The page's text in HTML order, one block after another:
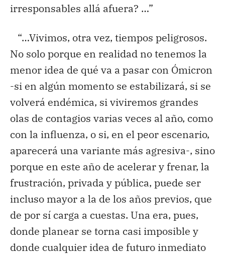
irresponsables allá afuera? …”
“…Vivimos, otra vez, tiempos peligrosos.
No solo porque en realidad no tenemos la
menor idea de qué va a pasar con Ómicron
-si en algún momento se estabilizará, si se
volverá endémica, si viviremos grandes
olas de contagios varias veces al año, como
con la influenza, o si, en el peor escenario,
aparecerá una variante más agresiva-, sino
porque en este año de acelerar y frenar, la
frustración, privada y pública, puede ser
incluso mayor a la de los años previos, que
de por sí carga a cuestas. Una era, pues,
donde planear se torna casi imposible y
donde cualquier idea de futuro inmediato